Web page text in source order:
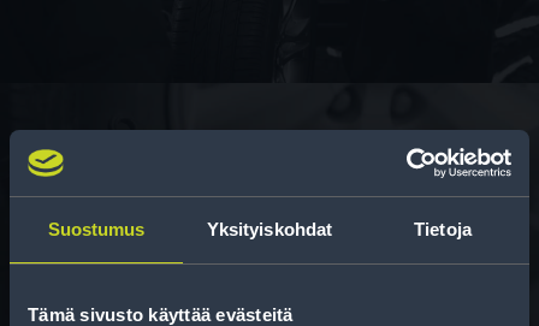
Suostumus Yksityiskohdat Tietoja
Tämä sivusto käyttää evästeitä
Rengasinfo
Tavallisen ihmisen tietoa merkinnöistä, renkaista ja
niiden huoltamisesta.